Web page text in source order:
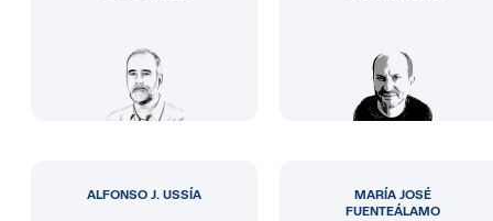
ALFONSO J. USSÍA
MARÍA JOSÉ
FUENTEÁLAMO